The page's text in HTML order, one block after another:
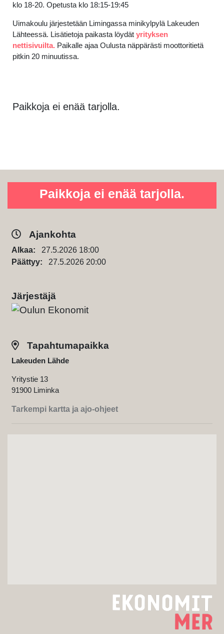
klo 18-20. Opetusta klo 18:15-19:45
Uimakoulu järjestetään Limingassa minikylpylä Lakeuden
Lähteessä. Lisätietoja paikasta löydät yrityksen
nettisivuilta. Paikalle ajaa Oulusta näppärästi moottoritietä
pitkin 20 minuutissa.
Paikkoja ei enää tarjolla.
Paikkoja ei enää tarjolla.
Ajankohta
Alkaa: 27.5.2026 18:00
Päättyy: 27.5.2026 20:00
Järjestäjä
Tapahtumapaikka
Lakeuden Lähde
Yritystie 13
91900 Liminka
Tarkempi kartta ja ajo-ohjeet